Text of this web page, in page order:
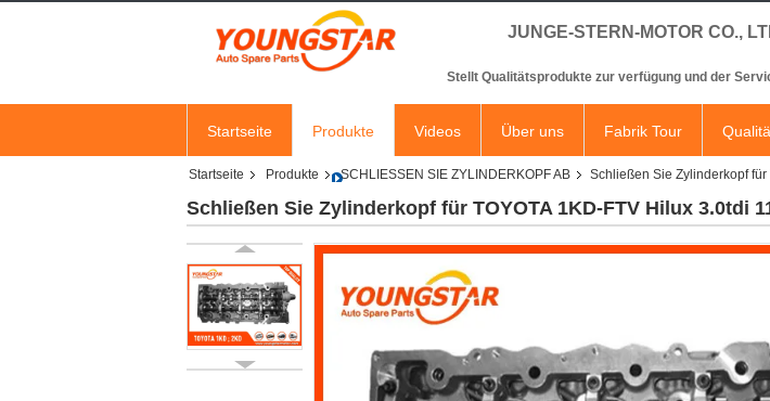
JUNGE-STERN-MOTOR CO.,
Stellt Qualitätsprodukte zur verfügung und der
Startseite Produkte Videos Über uns Fabrik Tour
Startseite Produkte SCHLIESSEN SIE ZYLINDERKOPF AB Schließen Sie Zylinderkopf
Schließen Sie Zylinderkopf für TOYOTA 1KD-FTV Hilux 3.0tdi